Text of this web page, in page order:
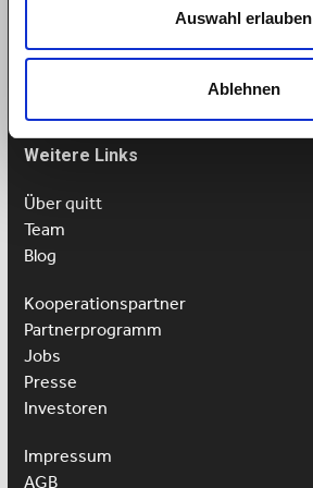
Auswahl erlauben
Ablehnen
Mo-Fr: 9-13 Uhr
Weitere Links
Über quitt
Team
Blog
Kooperationspartner
Partnerprogramm
Jobs
Presse
Investoren
Impressum
AGB